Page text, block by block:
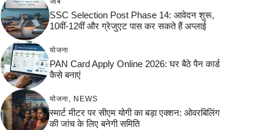
SSC Selection Post Phase 14: आवेदन शुरू,
10वीं-12वीं और ग्रेजुएट पास कर सकते हैं अप्लाई
योजना
PAN Card Apply Online 2026: घर बैठे पैन कार्ड
कैसे बनाएं
योजना NEWS
स्मार्ट मीटर पर सीएम योगी का बड़ा एक्शन: ओवरबिलिंग
की जांच के लिए बनेगी समिति